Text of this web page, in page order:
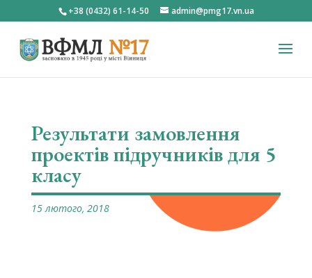
+38 (0432) 61-14-50 admin@pmg17.vn.ua
Результати замовлення
проектів підручників для 5
класу
15 лютого, 2018